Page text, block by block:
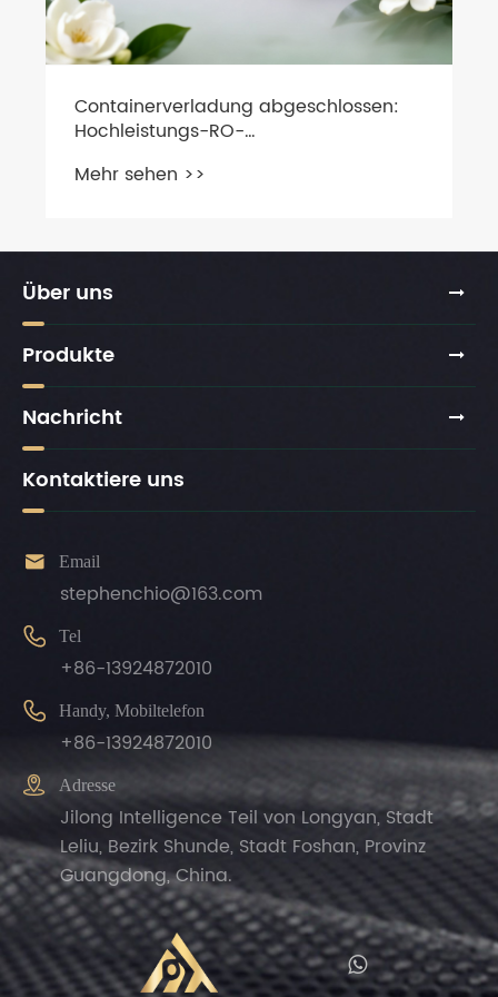
Containerverladung abgeschlossen:
Hochleistungs-RO-
weltweiten Versand
Mehr sehen >>
Über uns
Produkte
Nachricht
Kontaktiere uns
 Email
stephenchio@163.com
 Tel
+86-13924872010
 Handy, Mobiltelefon
+86-13924872010
 Adresse
Jilong Intelligence Teil von Longyan, Stadt
Leliu, Bezirk Shunde, Stadt Foshan, Provinz
Guangdong, China.